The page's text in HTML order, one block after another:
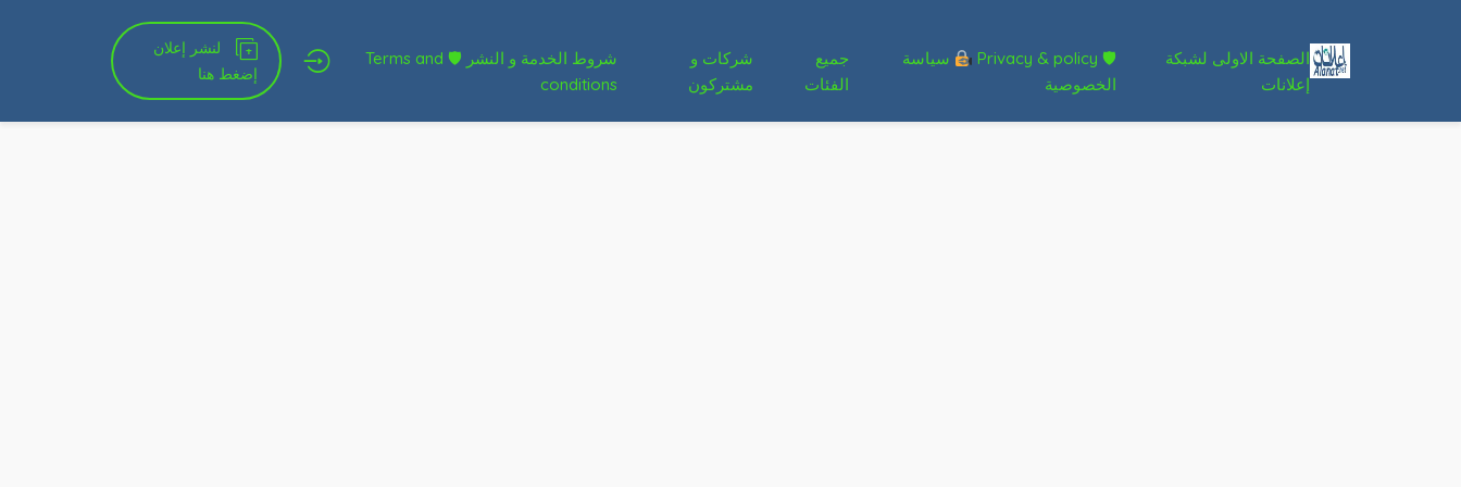
الصفحة الاولى لشبكة
إعلانات
🛡 Privacy & policy
سياسة
الخصوصية
جميع
الفئات
شركات و
مشتركون
شروط الخدمة و النشر 🛡 Terms and
conditions
لنشر إعلان
إضغط هنا